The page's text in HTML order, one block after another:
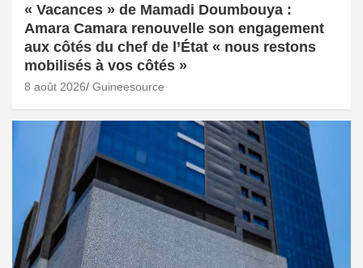
« Vacances » de Mamadi Doumbouya :
Amara Camara renouvelle son engagement
aux côtés du chef de l’État « nous restons
mobilisés à vos côtés »
8 août 2026 Guineesource